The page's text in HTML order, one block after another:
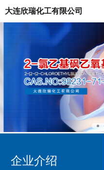
大连欣瑞化工有限公司
企业介绍